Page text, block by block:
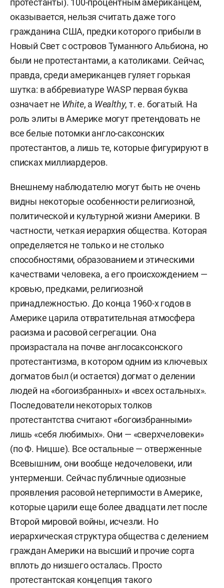
оказывается, нельзя считать даже того
гражданина США, предки которого прибыли в
Новый Свет с островов Туманного Альбиона, но
были не протестантами, а католиками. Сейчас,
правда, среди американцев гуляет горькая
шутка: в аббревиатуре WASP первая буква
означает не White, а Wealthy, т. е. богатый. На
роль элиты в Америке могут претендовать не
все белые потомки англо-саксонских
протестантов, а лишь те, которые фигурируют в
списках миллиардеров.
Внешнему наблюдателю могут быть не очень
видны некоторые особенности религиозной,
политической и культурной жизни Америки. В
частности, четкая иерархия общества. Которая
определяется не только и не столько
способностями, образованием и этическими
качествами человека, а его происхождением —
кровью, предками, религиозной
принадлежностью. До конца 1960-х годов в
Америке царила отвратительная атмосфера
расизма и расовой сегрегации. Она
произрастала на почве англосаксонского
протестантизма, в котором одним из ключевых
догматов был (и остается) догмат о делении
людей на «богоизбранных» и «всех остальных».
Последователи некоторых толков
протестантства считают «богоизбранными»
лишь «себя любимых». Они — «сверхчеловеки»
(по Ф. Ницше). Все остальные — отверженные
Всевышним, они вообще недочеловеки, или
унтерменши. Сейчас публичные одиозные
проявления расовой нетерпимости в Америке,
которые царили еще более двадцати лет после
Второй мировой войны, исчезли. Но
иерархическая структура общества с делением
граждан Америки на высший и прочие сорта
вплоть до низшего осталась. Просто
протестантская концепция такого